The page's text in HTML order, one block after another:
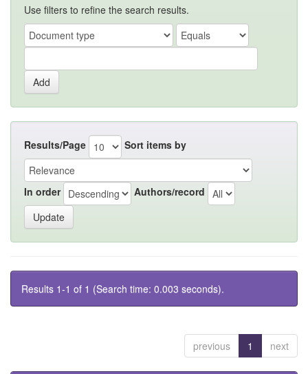
Use filters to refine the search results.
Results/Page Sort items by
In order Authors/record
Results 1-1 of 1 (Search time: 0.003 seconds).
previous 1 next